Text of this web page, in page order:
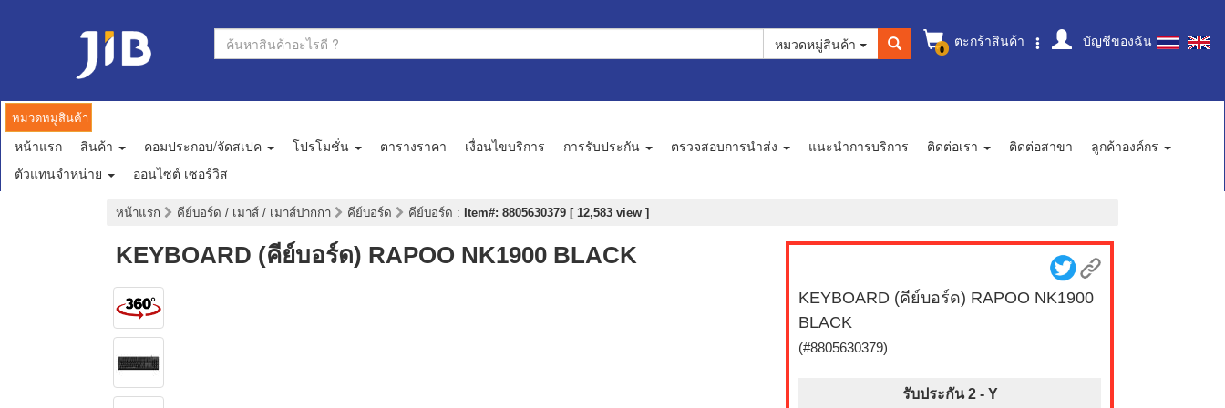
0 ตะกร้าสินค้า บัญชีของฉัน
หมวดหมู่สินค้า
หมวดหมู่สินค้า
หน้าแรก สินค้า คอมประกอบ/จัดสเปค โปรโมชั่น ตารางราคา เงื่อนไขบริการ การรับประกัน ตรวจสอบการนำส่ง แนะนำการบริการ ติดต่อเรา ติดต่อสาขา
ลูกค้าองค์กร
ตัวแทนจำหน่าย
ออนไซต์ เซอร์วิส
หน้าแรก คีย์บอร์ด / เมาส์ / เมาส์ปากกา คีย์บอร์ด คีย์บอร์ด : Item#: 8805630379 [ 12,583 view ]
KEYBOARD (คีย์บอร์ด) RAPOO NK1900 BLACK
KEYBOARD (คีย์บอร์ด) RAPOO NK1900
BLACK
(#8805630379)
รับประกัน 2 - Y